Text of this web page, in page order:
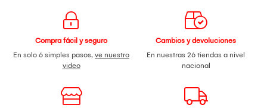
Compra fácil y seguro
En solo 6 simples pasos, ve nuestro
video
Cambios y devoluciones
En nuestras 26 tiendas a nivel
nacional